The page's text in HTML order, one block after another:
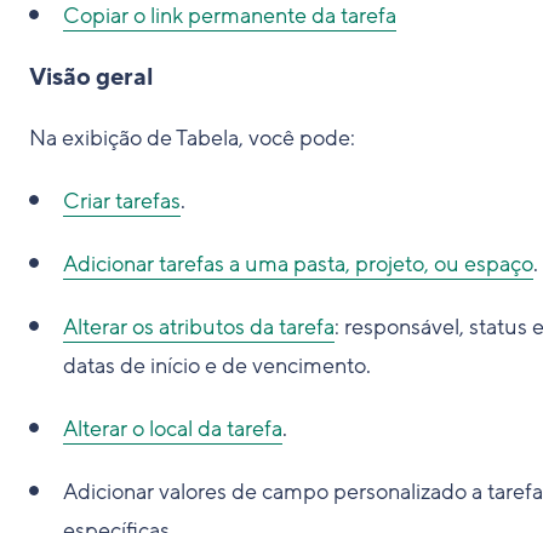
Copiar o link permanente da tarefa
Visão geral
Na exibição de Tabela, você pode:
Criar tarefas.
Adicionar tarefas a uma pasta, projeto, ou espaço.
Alterar os atributos da tarefa: responsável, status e
datas de início e de vencimento.
Alterar o local da tarefa.
Adicionar valores de campo personalizado a